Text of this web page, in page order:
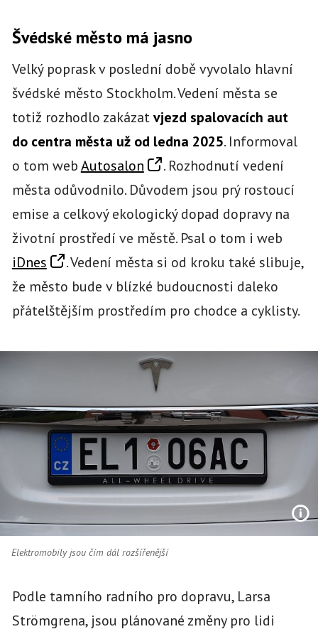
Švédské město má jasno
Velký poprask v poslední době vyvolalo hlavní
švédské město Stockholm. Vedení města se
totiž rozhodlo zakázatvjezd spalovacích aut
do centra města už od ledna 2025. Informoval
o tom webAutosalon
. Rozhodnutí vedení
města odůvodnilo. Důvodem jsou prý rostoucí
emise a celkový ekologický dopad dopravy na
životní prostředí ve městě. Psal o tom i web
iDnes
. Vedení města si od kroku také slibuje,
že město bude v blízké budoucnosti daleko
přátelštějším prostředím pro chodce a cyklisty.
Elektromobily jsou čím dál rozšířenější
Podle tamního radního pro dopravu, Larsa
Strömgrena, jsou plánované změny pro lidi